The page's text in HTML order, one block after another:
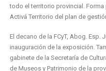
todo el territorio provincial.
Activá Territorio del plan de
El decano de la FCyT, Abog. Esp.
inauguración de la exposición.
gabinete de la Secretaría de
de Museos y Patrimonio de la